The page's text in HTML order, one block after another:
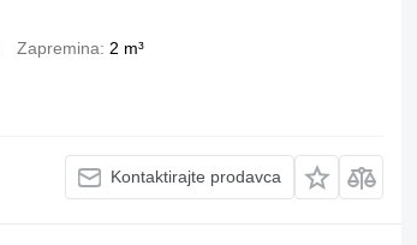
Zapremina
2 m³
Kontaktirajte prodavca